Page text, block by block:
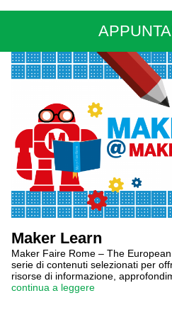
Maker Learn
Maker Faire Rome – The
serie di contenuti selezionati per
risorse di informazione,
continua a leggere